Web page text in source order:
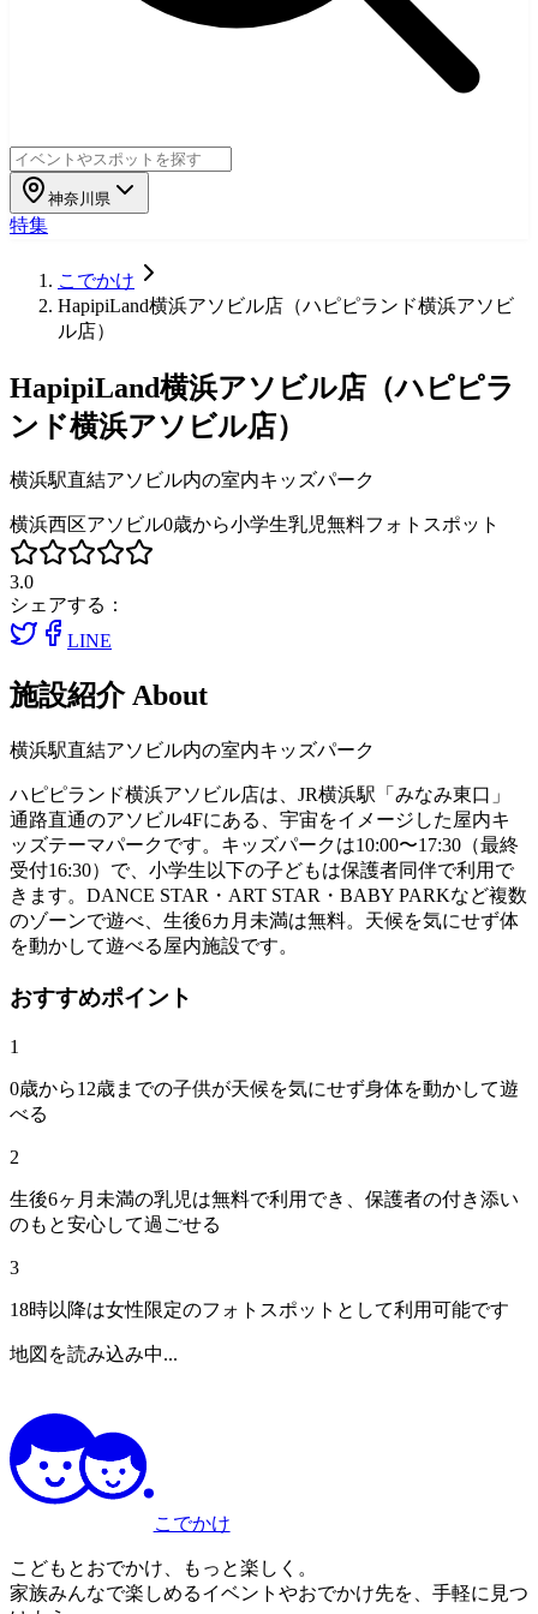
神奈川県
特集
こでかけ
HapipiLand横浜アソビル店（ハピピランド横浜アソビ
ル店）
HapipiLand横浜アソビル店（ハピピラ
ンド横浜アソビル店）
横浜駅直結アソビル内の室内キッズパーク
横浜西区アソビル0歳から小学生乳児無料フォトスポット
3.0
シェアする：
LINE
施設紹介 About
横浜駅直結アソビル内の室内キッズパーク
ハピピランド横浜アソビル店は、JR横浜駅「みなみ東口」
通路直通のアソビル4Fにある、宇宙をイメージした屋内キ
ッズテーマパークです。キッズパークは10:00〜17:30（最終
受付16:30）で、小学生以下の子どもは保護者同伴で利用で
きます。DANCE STAR・ART STAR・BABY PARKなど複数
のゾーンで遊べ、生後6カ月未満は無料。天候を気にせず体
を動かして遊べる屋内施設です。
おすすめポイント
1
0歳から12歳までの子供が天候を気にせず身体を動かして遊
べる
2
生後6ヶ月未満の乳児は無料で利用でき、保護者の付き添い
のもと安心して過ごせる
3
18時以降は女性限定のフォトスポットとして利用可能です
地図を読み込み中...
こでかけ
こどもとおでかけ、もっと楽しく。
家族みんなで楽しめるイベントやおでかけ先を、手軽に見つ